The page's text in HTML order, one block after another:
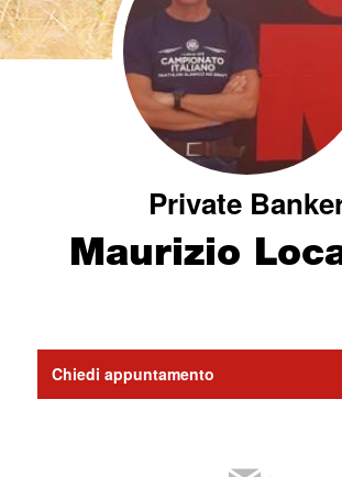
Private
Maurizio
Chiedi appuntamento